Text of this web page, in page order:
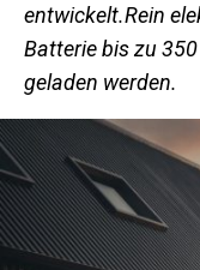
entwickelt.Rein
Batterie bis zu
geladen werden.